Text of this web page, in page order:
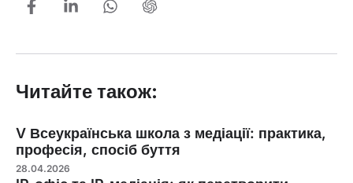
Читайте також:
V Всеукраїнська школа з медіації: практика,
професія, спосіб буття
28.04.2026